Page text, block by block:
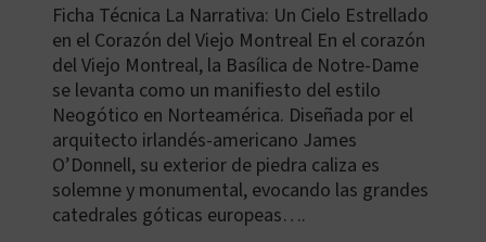
Ficha Técnica La Narrativa: Un Cielo Estrellado
en el Corazón del Viejo Montreal En el corazón
del Viejo Montreal, la Basílica de Notre-Dame
se levanta como un manifiesto del estilo
Neogótico en Norteamérica. Diseñada por el
arquitecto irlandés-americano James
O’Donnell, su exterior de piedra caliza es
solemne y monumental, evocando las grandes
catedrales góticas europeas….